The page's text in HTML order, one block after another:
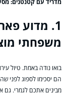
מדריד עם קטנטנים:
1. מדוע
משפחתי
בואו נודה באמת. טיול
הם יסכימו לספוג לפני
מבינים אתכם לגמרי. גם